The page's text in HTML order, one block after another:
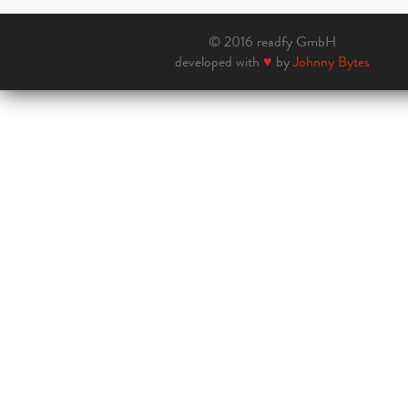
© 2016 readfy GmbH
developed with ♥ byJohnny Bytes